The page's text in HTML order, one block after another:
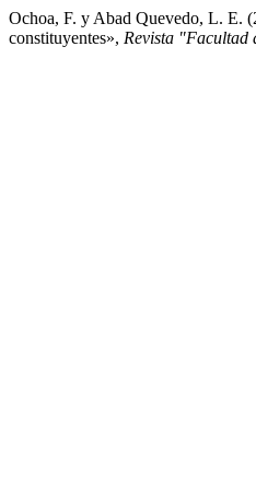
Ochoa, F. y Abad Quevedo, L. E.
constituyentes», Revista "Facultad